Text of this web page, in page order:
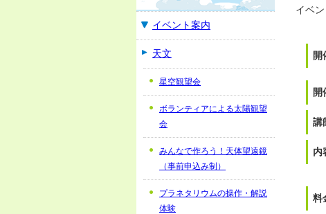
イベ
開
開
講
内
料
イベント案内
天文
星空観望会
ボランティアによる太陽観望
会
みんなで作ろう！天体望遠鏡
（事前申込み制）
プラネタリウムの操作・解説
体験